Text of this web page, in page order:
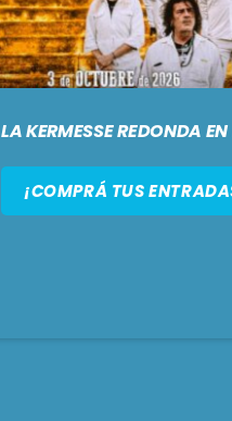
LA KERMESSE REDONDA
¡COMPRÁ TUS